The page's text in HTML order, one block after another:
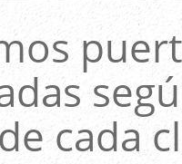
cada